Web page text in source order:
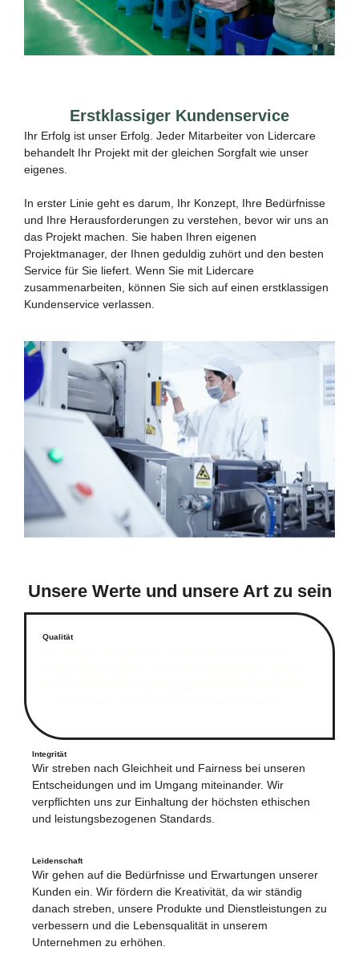
Erstklassiger Kundenservice
Ihr Erfolg ist unser Erfolg. Jeder Mitarbeiter von Lidercare
behandelt Ihr Projekt mit der gleichen Sorgfalt wie unser
eigenes.
In erster Linie geht es darum, Ihr Konzept, Ihre Bedürfnisse
und Ihre Herausforderungen zu verstehen, bevor wir uns an
das Projekt machen. Sie haben Ihren eigenen
Projektmanager, der Ihnen geduldig zuhört und den besten
Service für Sie liefert. Wenn Sie mit Lidercare
zusammenarbeiten, können Sie sich auf einen erstklassigen
Kundenservice verlassen.
Unsere Werte und unsere Art zu sein
Qualität
Integrität
Wir streben nach Gleichheit und Fairness bei unseren
Entscheidungen und im Umgang miteinander. Wir
verpflichten uns zur Einhaltung der höchsten ethischen
und leistungsbezogenen Standards.
Leidenschaft
Wir gehen auf die Bedürfnisse und Erwartungen unserer
Kunden ein. Wir fördern die Kreativität, da wir ständig
danach streben, unsere Produkte und Dienstleistungen zu
verbessern und die Lebensqualität in unserem
Unternehmen zu erhöhen.